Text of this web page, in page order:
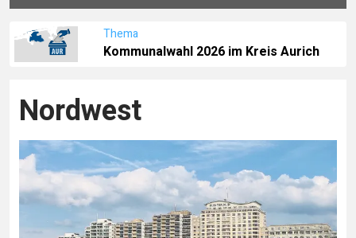
Thema
Kommunalwahl 2026 im Kreis Aurich
Nordwest